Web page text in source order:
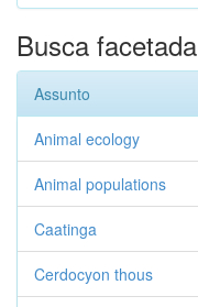
Busca facetada
Assunto
Animal ecology
Animal populations
Caatinga
Cerdocyon thous